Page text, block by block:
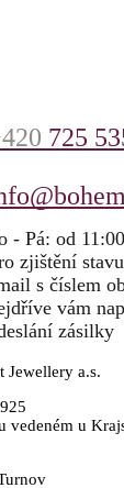
725
- Pá: od
zjištění
s číslem
vám
zásilky
Jewellery a.s.
vedeném u